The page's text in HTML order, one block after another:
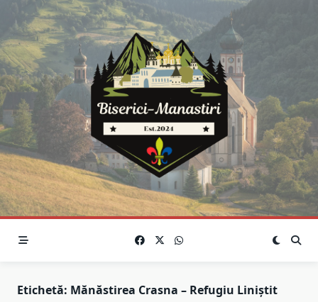
content
Etichetă: Mănăstirea Crasna – Refugiu Liniștit